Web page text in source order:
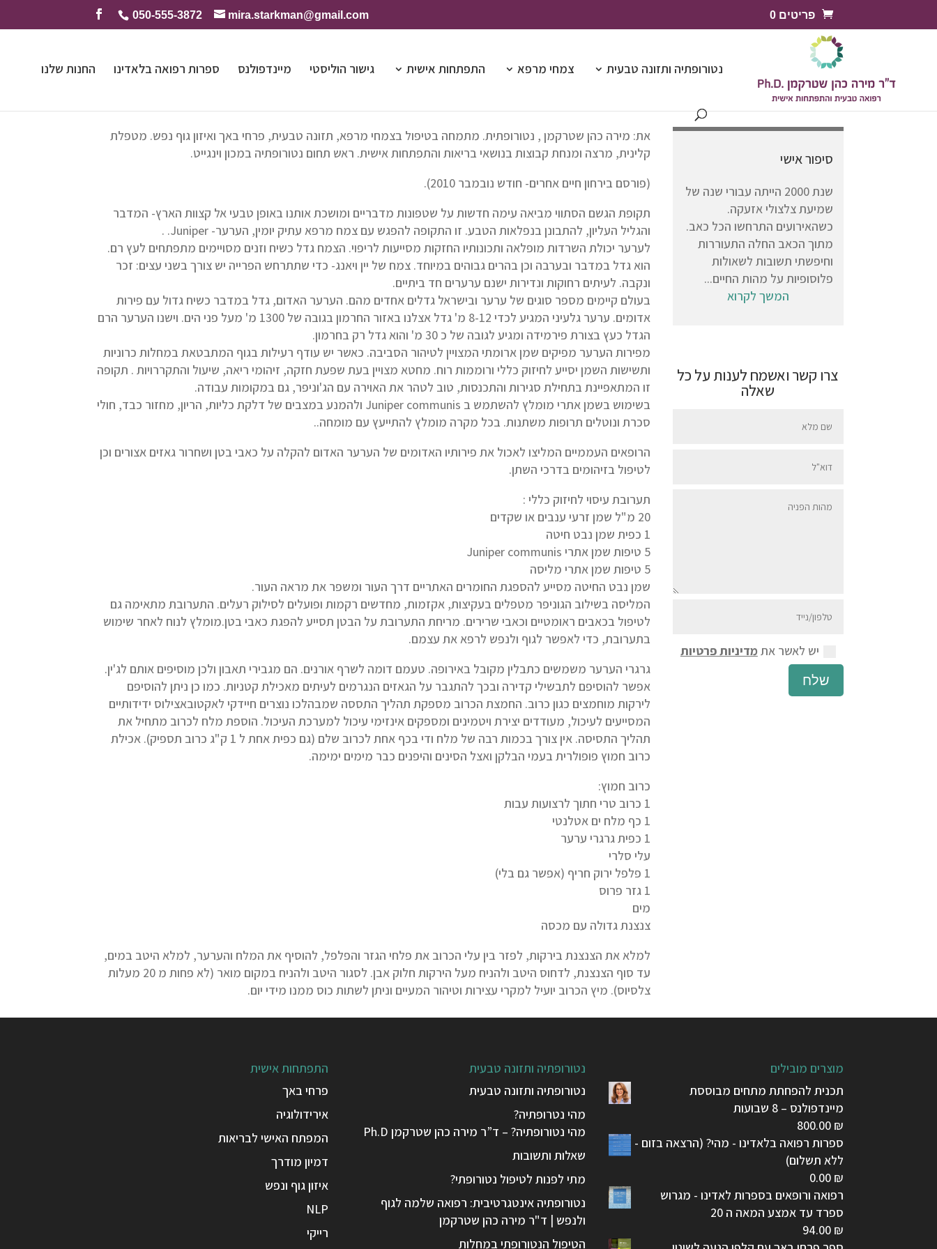
050-555-3872 mira.starkman@gmail.com פריטים 0
נטורופתיה ותזונה טבעית צמחי מרפא התפתחות אישית גישור הוליסטי מיינדפולנס ספרות רפואה בלאדינו החנות שלנו
את: מירה כהן שטרקמן , נטורופתית. מתמחה בטיפול בצמחי מרפא, תזונה טבעית, פרחי באך ואיזון גוף נפש. מטפלת
קלינית, מרצה ומנחת קבוצות בנושאי בריאות והתפתחות אישית. ראש תחום נטורופתיה במכון וינגייט.
(פורסם בירחון חיים אחרים- חודש נובמבר 2010).
תקופת הגשם הסתווי מביאה עימה חדשות על שטפונות מדבריים ומושכת אותנו באופן טבעי אל קצוות הארץ- המדבר
והגליל העליון, להתבונן בנפלאות הטבע. זו התקופה להפגש עם צמח מרפא עתיק יומין, הערער- Juniper. .
לערער יכולת השרדות מופלאה ותכונותיו החזקות מסייעות לריפוי. הצמח גדל כשיח וזנים מסויימים מתפתחים לעץ רם.
הוא גדל במדבר ובערבה וכן בהרים גבוהים במיוחד. צמח של יין ויאנג- כדי שתתרחש הפרייה יש צורך בשני עצים: זכר
ונקבה. לעיתים רחוקות ונדירות ישנם ערערים חד ביתיים.
בעולם קיימים מספר סוגים של ערער ובישראל גדלים אחדים מהם. הערער האדום, גדל במדבר כשיח גדול עם פירות
אדומים. ערער גלעיני המגיע לכדי 8-12 מ' גדל אצלנו באזור החרמון בגובה של 1300 מ' מעל פני הים. וישנו הערער הרם
הגדל כעץ בצורת פירמידה ומגיע לגובה של כ 30 מ' והוא גדל רק בחרמון.
מפירות הערער מפיקים שמן ארומתי המצויין לטיהור הסביבה. כאשר יש עודף רעילות בגוף המתבטאת במחלות כרוניות
ותשישות השמן יסייע לחיזוק כללי ורוממות רוח. מחטא מצויין בעת שפעת חזקה, זיהומי ריאה, שיעול והתקררויות . תקופה
זו המתאפיינת בתחילת סגירות והתכנסות, טוב לטהר את האוירה עם הג'וניפר, גם במקומות עבודה.
בשימוש בשמן אתרי מומלץ להשתמש ב Juniper communis ולהמנע במצבים של דלקת כליות, הריון, מחזור כבד, חולי
סכרת ונוטלים תרופות משתנות. בכל מקרה מומלץ להתייעץ עם מומחה..
הרופאים העממיים המליצו לאכול את פירותיו האדומים של הערער האדום להקלה על כאבי בטן ושחרור גאזים אצורים וכן
לטיפול בזיהומים בדרכי השתן.
תערובת עיסוי לחיזוק כללי :
20 מ"ל שמן זרעי ענבים או שקדים
1 כפית שמן נבט חיטה
5 טיפות שמן אתרי Juniper communis
5 טיפות שמן אתרי מליסה
שמן נבט החיטה מסייע להספגת החומרים האתריים דרך העור ומשפר את מראה העור.
המליסה בשילוב הגוניפר מטפלים בעקיצות, אקזמות, מחדשים רקמות ופועלים לסילוק רעלים. התערובת מתאימה גם
לטיפול בכאבים ראומטיים וכאבי שרירים. מריחת התערובת על הבטן תסייע להפגת כאבי בטן.מומלץ לנוח לאחר שימוש
בתערובת, כדי לאפשר לגוף ולנפש לרפא את עצמם.
גרגרי הערער משמשים כתבלין מקובל באירופה. טעמם דומה לשרף אורנים. הם מגבירי תאבון ולכן מוסיפים אותם לג'ין.
אפשר להוסיפם לתבשילי קדירה ובכך להתגבר על הגאזים הנגרמים לעיתים מאכילת קטניות. כמו כן ניתן להוסיפם
לירקות מוחמצים כגון כרוב. החמצת הכרוב מספקת תהליך התססה שמבהלכו נוצרים חיידקי לאקטובאצילוס ידידותיים
המסייעים לעיכול, מעודדים יצירת ויטמינים ומספקים אינזימי עיכול למערכת העיכול. הוספת מלח לכרוב מתחיל את
תהליך התסיסה. אין צורך בכמות רבה של מלח ודי בכף אחת לכרוב שלם (גם כפית אחת ל 1 ק"ג כרוב תספיק). אכילת
כרוב חמוץ פופולרית בעמי הבלקן ואצל הסינים והיפנים כבר מימים ימימה.
כרוב חמוץ:
1 כרוב טרי חתוך לרצועות עבות
1 כף מלח ים אטלנטי
1 כפית גרגרי ערער
עלי סלרי
1 פלפל ירוק חריף (אפשר גם בלי)
1 גזר פרוס
מים
צנצנת גדולה עם מכסה
למלא את הצנצנת בירקות, לפזר בין עלי הכרוב את פלחי הגזר והפלפל, להוסיף את המלח והערער, למלא היטב במים,
עד סוף הצנצנת, לדחוס היטב ולהניח מעל הירקות חלוק אבן. לסגור היטב ולהניח במקום מואר (לא פחות מ 20 מעלות
צלסיוס). מיץ הכרוב יועיל למקרי עצירות וטיהור המעיים וניתן לשתות כוס ממנו מידי יום.
סיפור אישי
שנת 2000 הייתה עבורי שנה של
שמיעת צלצולי אזעקה.
כשהאירועים התרחשו הכל כאב.
מתוך הכאב החלה התעוררות
וחיפשתי תשובות לשאולות
פלוסופיות על מהות החיים...
המשך לקרוא
צרו קשר ואשמח לענות על כל
שאלה
יש לאשר את מדיניות פרטיות
שלח
התפתחות אישית
פרחי באך
אירידולוגיה
המפתח האישי לבריאות
דמיון מודרך
איזון גוף ונפש
NLP
רייקי
נטורופתיה ותזונה טבעית
נטורופתיה ותזונה טבעית
מהי נטרופתיה?
מהי נטורופתיה? – ד”ר מירה כהן שטרקמן Ph.D
שאלות ותשובות
מתי לפנות לטיפול נטורופתי?
נטורופתיה אינטגרטיבית: רפואה שלמה לגוף
ולנפש | ד"ר מירה כהן שטרקמן
הטיפול הנטורופתי במחלות
מוצרים מובילים
תכנית להפחתת מתחים מבוססת
מיינדפולנס – 8 שבועות
800.00 ₪
ספרות רפואה בלאדינו - מהי? (הרצאה בזום -
ללא תשלום)
0.00 ₪
רפואה ורופאים בספרות לאדינו - מגרוש
ספרד עד אמצע המאה ה 20
94.00 ₪